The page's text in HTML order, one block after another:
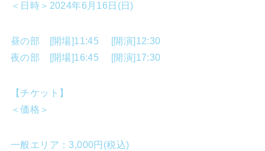
＜日時＞2024年6月16日(日)
昼の部 [開場]11:45 [開演]12:30
夜の部 [開場]16:45 [開演]17:30
【チケット】
＜価格＞
一般エリア：3,000円(税込)